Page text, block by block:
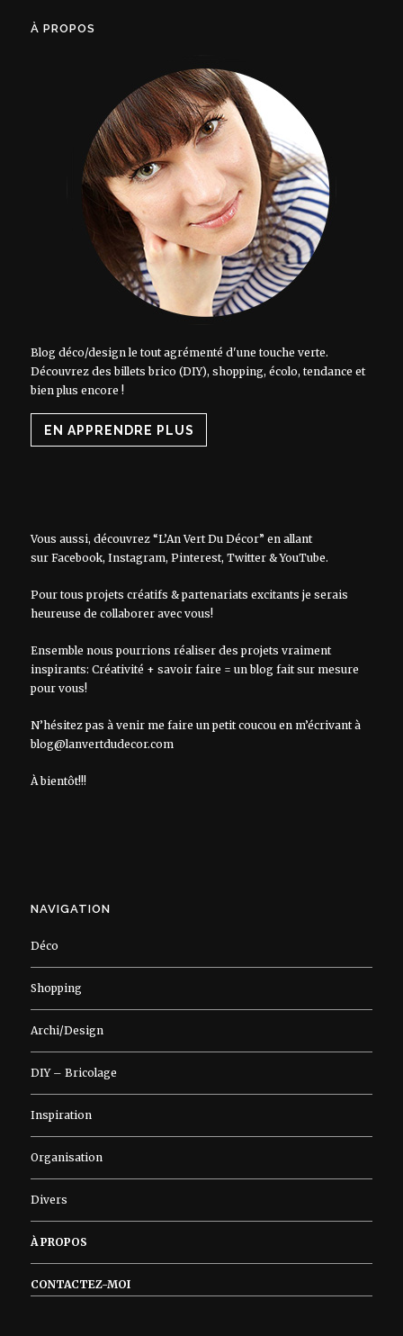
À PROPOS
Blog déco/design le tout agrémenté d'une touche verte.
Découvrez des billets brico (DIY), shopping, écolo, tendance et
bien plus encore !
EN APPRENDRE PLUS
Vous aussi, découvrez “L’An Vert Du Décor” en allant
sur Facebook, Instagram, Pinterest, Twitter&YouTube.
Pour tous projets créatifs & partenariats excitants je serais
heureuse de collaborer avec vous!
Ensemble nous pourrions réaliser des projets vraiment
inspirants: Créativité + savoir faire = un blog fait sur mesure
pour vous!
N’hésitez pas à venir me faire un petit coucou en m’écrivant à
blog@lanvertdudecor.com
À bientôt!!!
NAVIGATION
Déco
Shopping
Archi/Design
DIY – Bricolage
Inspiration
Organisation
Divers
À PROPOS
CONTACTEZ-MOI